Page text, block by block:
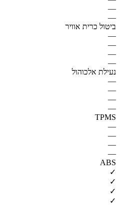
—
—
ביטול כרית אוויר
—
—
—
—
נעילת אלכוהול
—
—
—
—
TPMS
—
—
—
—
ABS
✓
✓
✓
✓